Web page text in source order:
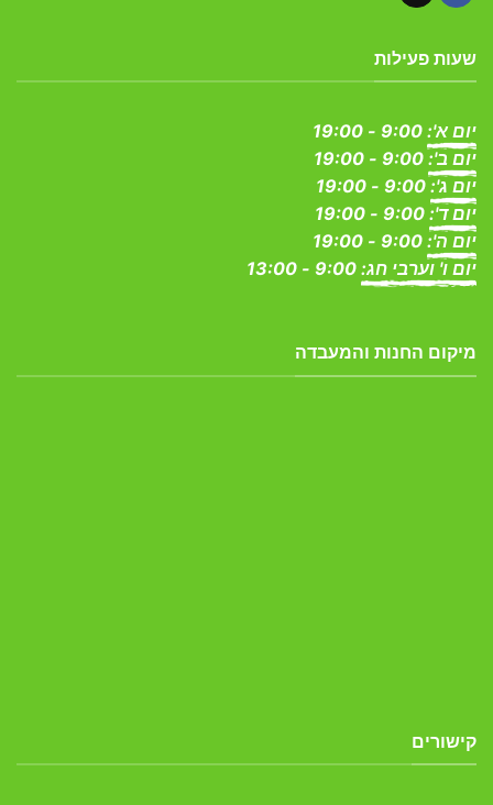
שעות פעילות
יום א':
יום ב':
יום ג':
יום ד':
יום ה':
יום ו' וערבי חג:
מיקום החנות והמעבדה
קישורים